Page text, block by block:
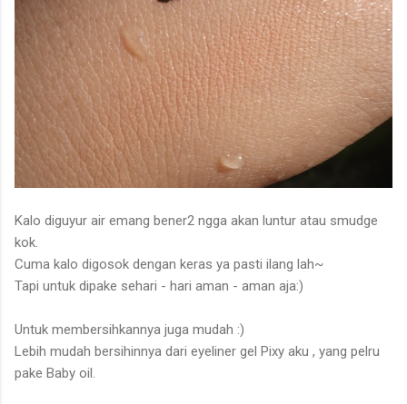
Kalo diguyur air emang bener2 ngga akan luntur atau smudge
kok.
Cuma kalo digosok dengan keras ya pasti ilang lah~
Tapi untuk dipake sehari - hari aman - aman aja:)
Untuk membersihkannya juga mudah :)
Lebih mudah bersihinnya dari eyeliner gel Pixy aku , yang pelru
pake Baby oil.